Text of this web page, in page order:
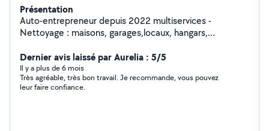
Présentation
Auto-entrepreneur depuis 2022 multiservices -
Nettoyage : maisons, garages,locaux, hangars,
Fin de chantiers, véhicules... - Peintre : Intérieur,
extérieur, dégâts des eaux, fer, bois... - Jardinier : Tonte,
débroussaillage, abattage d'arbres, plantations, haies...
Dernier avis laissé par Aurelia : 5/5
Il y a plus de 6 mois
Très agréable, très bon travail. Je recommande, vous pouvez
leur faire confiance.